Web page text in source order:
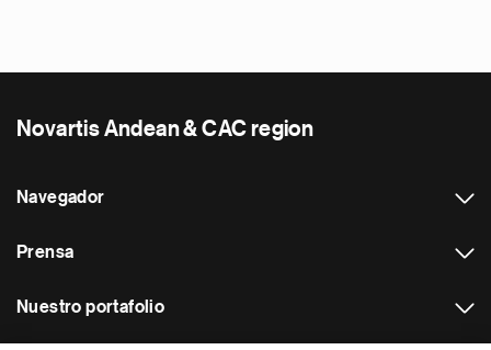
Novartis Andean & CAC region
Navegador
Prensa
Nuestro portafolio